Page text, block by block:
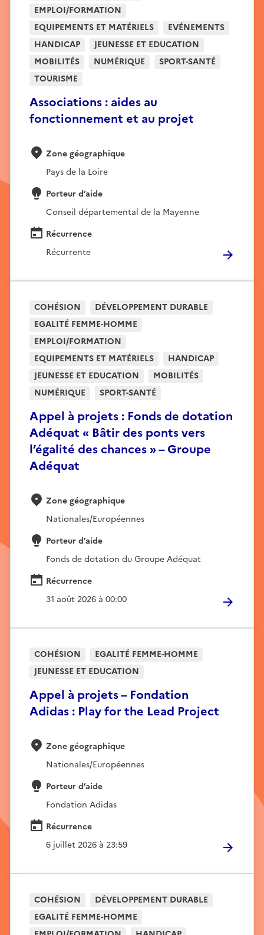
Associations : aides au
fonctionnement et au projet
EMPLOI/FORMATION
EQUIPEMENTS ET MATÉRIELS
EVÉNEMENTS
HANDICAP
JEUNESSE ET EDUCATION
MOBILITÉS
NUMÉRIQUE
SPORT-SANTÉ
TOURISME
Zone géographique
Pays de la Loire
Porteur d’aide
Conseil départemental de la Mayenne
Récurrence
Récurrente
Appel à projets : Fonds de dotation
Adéquat « Bâtir des ponts vers
l’égalité des chances » – Groupe
Adéquat
COHÉSION
DÉVELOPPEMENT DURABLE
EGALITÉ FEMME-HOMME
EMPLOI/FORMATION
EQUIPEMENTS ET MATÉRIELS
HANDICAP
JEUNESSE ET EDUCATION
MOBILITÉS
NUMÉRIQUE
SPORT-SANTÉ
Zone géographique
Nationales/Européennes
Porteur d’aide
Fonds de dotation du Groupe Adéquat
Récurrence
31 août 2026 à 00:00
Appel à projets – Fondation
Adidas : Play for the Lead Project
COHÉSION
EGALITÉ FEMME-HOMME
JEUNESSE ET EDUCATION
Zone géographique
Nationales/Européennes
Porteur d’aide
Fondation Adidas
Récurrence
6 juillet 2026 à 23:59
COHÉSION
DÉVELOPPEMENT DURABLE
EGALITÉ FEMME-HOMME